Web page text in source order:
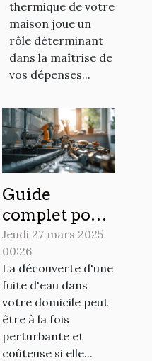
optimiser
votre espace
thermique de votre
maison joue un
rôle déterminant
dans la maîtrise de
vos dépenses...
Guide
complet pour
identifier et
réparer les
fuites d'eau
dans votre
domicile
Jeudi 27 mars 2025
00:26
La découverte d'une
fuite d'eau dans
votre domicile peut
être à la fois
perturbante et
coûteuse si elle...